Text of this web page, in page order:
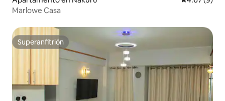
Marlowe Casa
Superanfitrión
Superanfitrión